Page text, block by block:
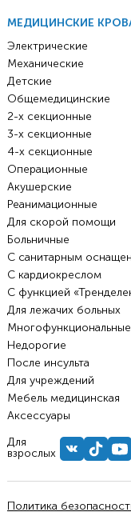
МЕДИЦИНСКИЕ
Электрические
Механические
Детские
Общемедицинские
2-х секционные
3-х секционные
4-х секционные
Операционные
Акушерские
Реанимационные
Для скорой помощи
Больничные
С санитарным
С кардиокреслом
С функцией
Для лежачих больных
Многофункциональные
Недорогие
После инсульта
Для учреждений
Мебель медицинская
Аксессуары
Для
взрослых
Политика